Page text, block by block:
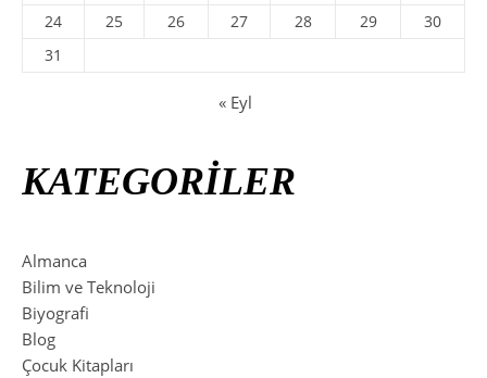
24 25 26 27 28 29
30
31
« Eyl
KATEGORİLER
Almanca
Bilim ve Teknoloji
Biyografi
Blog
Çocuk Kitapları